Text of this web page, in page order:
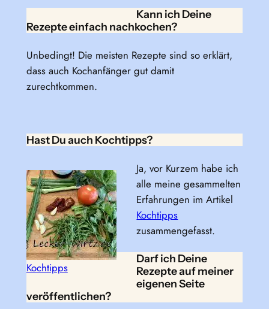
Kann ich Deine
Rezepte einfach nachkochen?
Unbedingt! Die meisten Rezepte sind so erklärt,
dass auch Kochanfänger gut damit
zurechtkommen.
Hast Du auch Kochtipps?
Kochtipps
Ja, vor Kurzem habe ich
alle meine gesammelten
Erfahrungen im Artikel
Kochtipps
zusammengefasst.
Darf ich Deine
Rezepte auf meiner
eigenen Seite
veröffentlichen?